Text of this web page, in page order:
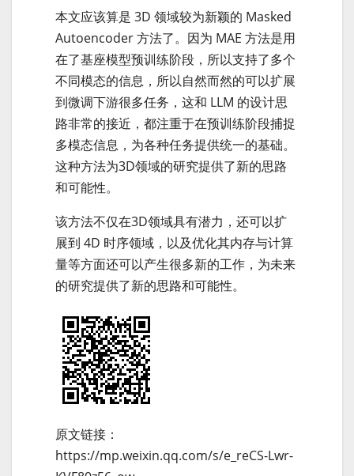
本文应该算是 3D 领域较为新颖的 Masked
Autoencoder 方法了。因为 MAE 方法是用
在了基座模型预训练阶段，所以支持了多个
不同模态的信息，所以自然而然的可以扩展
到微调下游很多任务，这和 LLM 的设计思
路非常的接近，都注重于在预训练阶段捕捉
多模态信息，为各种任务提供统一的基础。
这种方法为3D领域的研究提供了新的思路
和可能性。
该方法不仅在3D领域具有潜力，还可以扩
展到 4D 时序领域，以及优化其内存与计算
量等方面还可以产生很多新的工作，为未来
的研究提供了新的思路和可能性。
原文链接：
https://mp.weixin.qq.com/s/e_reCS-Lwr-